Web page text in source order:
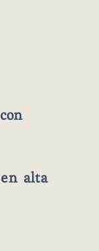
alta